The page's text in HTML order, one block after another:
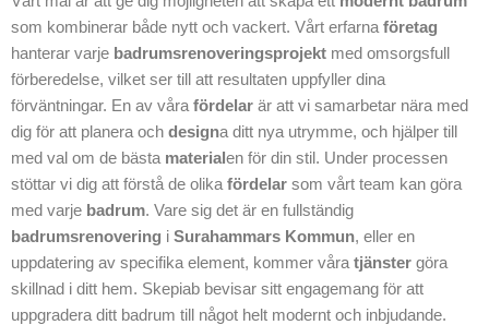
Kontakta Skepiab
idag för mer
information och
planering av din
badrumsrenoverin
g i Surahammars
Kommun.
som kombinerar både nytt och vackert. Vårt erfarna företag
hanterar varje badrumsrenoveringsprojekt med omsorgsfull
förberedelse, vilket ser till att resultaten uppfyller dina
förväntningar. En av våra fördelar är att vi samarbetar nära med
dig för att planera och designa ditt nya utrymme, och hjälper till
med val om de bästa materialen för din stil. Under processen
stöttar vi dig att förstå de olika fördelar som vårt team kan göra
med varje badrum. Vare sig det är en fullständig
badrumsrenovering i Surahammars Kommun, eller en
uppdatering av specifika element, kommer våra tjänster göra
skillnad i ditt hem. Skepiab bevisar sitt engagemang för att
uppgradera ditt badrum till något helt modernt och inbjudande.